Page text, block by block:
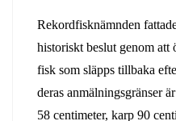
Rekordfisknämnden
historiskt beslut genom att
fisk som släpps tillbaka
deras anmälningsgränser
58 centimeter, karp 90